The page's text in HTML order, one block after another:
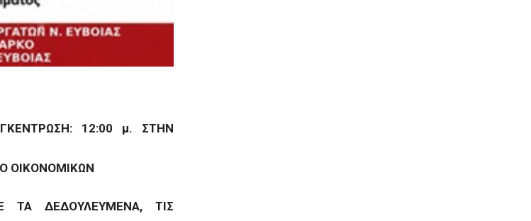
12:00 μ. ΣΤΗΝ
ΟΙΚΟΝΟΜΙΚΩΝ
ΔΕΔΟΥΛΕΥΜΕΝΑ, ΤΙΣ